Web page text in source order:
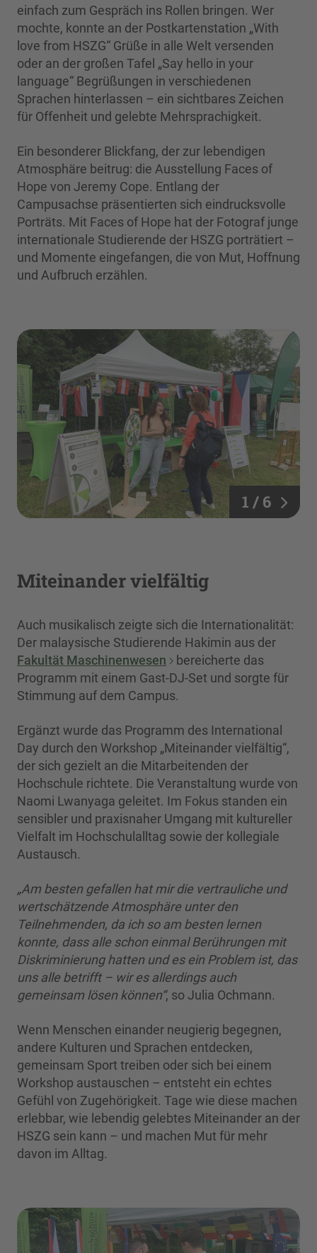
einfach zum Gespräch ins Rollen bringen. Wer
mochte, konnte an der Postkartenstation „With
love from HSZG“ Grüße in alle Welt versenden
oder an der großen Tafel „Say hello in your
language“ Begrüßungen in verschiedenen
Sprachen hinterlassen – ein sichtbares Zeichen
für Offenheit und gelebte Mehrsprachigkeit.
Ein besonderer Blickfang, der zur lebendigen
Atmosphäre beitrug: die Ausstellung Faces of
Hope von Jeremy Cope. Entlang der
Campusachse präsentierten sich eindrucksvolle
Porträts. Mit Faces of Hope hat der Fotograf junge
internationale Studierende der HSZG porträtiert –
und Momente eingefangen, die von Mut, Hoffnung
und Aufbruch erzählen.
1 / 6
Miteinander vielfältig
Auch musikalisch zeigte sich die Internationalität:
Der malaysische Studierende Hakimin aus der
Fakultät Maschinenwesen
bereicherte das
Programm mit einem Gast-DJ-Set und sorgte für
Stimmung auf dem Campus.
Ergänzt wurde das Programm des International
Day durch den Workshop „Miteinander vielfältig“,
der sich gezielt an die Mitarbeitenden der
Hochschule richtete. Die Veranstaltung wurde von
Naomi Lwanyaga geleitet. Im Fokus standen ein
sensibler und praxisnaher Umgang mit kultureller
Vielfalt im Hochschulalltag sowie der kollegiale
Austausch.
„Am besten gefallen hat mir die vertrauliche und
wertschätzende Atmosphäre unter den
Teilnehmenden, da ich so am besten lernen
konnte, dass alle schon einmal Berührungen mit
Diskriminierung hatten und es ein Problem ist, das
uns alle betrifft – wir es allerdings auch
gemeinsam lösen können“, so Julia Ochmann.
Wenn Menschen einander neugierig begegnen,
andere Kulturen und Sprachen entdecken,
gemeinsam Sport treiben oder sich bei einem
Workshop austauschen – entsteht ein echtes
Gefühl von Zugehörigkeit. Tage wie diese machen
erlebbar, wie lebendig gelebtes Miteinander an der
HSZG sein kann – und machen Mut für mehr
davon im Alltag.